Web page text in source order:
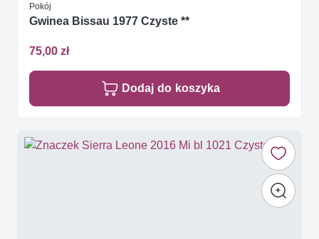
Pokój
Gwinea Bissau 1977 Czyste **
75,00 zł
Dodaj do koszyka